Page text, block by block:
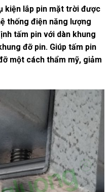
kiện lắp pin mặt trời được
thống điện năng lượng
tấm pin với dàn khung
đỡ pin. Giúp tấm pin
một cách thẩm mỹ, giảm